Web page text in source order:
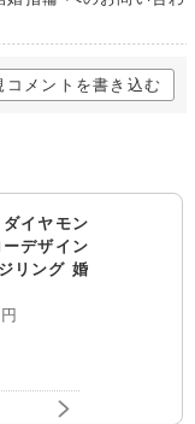
コメントを書き込む
イヤモン
ーデザイン
リング 婚
円